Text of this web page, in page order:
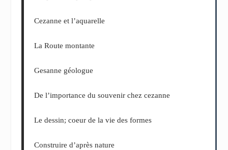
Cezanne et l’aquarelle
La Route montante
Gesanne géologue
De l’importance du souvenir chez cezanne
Le dessin; coeur de la vie des formes
Construire d’après nature